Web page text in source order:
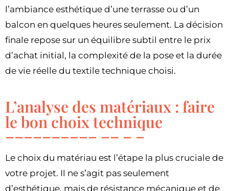
l’ambiance esthétique d’une terrasse ou d’un
balcon en quelques heures seulement. La décision
finale repose sur un équilibre subtil entre le prix
d’achat initial, la complexité de la pose et la durée
de vie réelle du textile technique choisi.
L’analyse des matériaux : faire
le bon choix technique
Le choix du matériau est l’étape la plus cruciale de
votre projet. Il ne s’agit pas seulement
d’esthétique, mais de résistance mécanique et de